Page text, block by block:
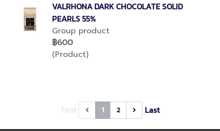
VALRHONA DARK CHOCOLATE SOLID
PEARLS 55%
Group product
฿600
(Product)
1 2 Last